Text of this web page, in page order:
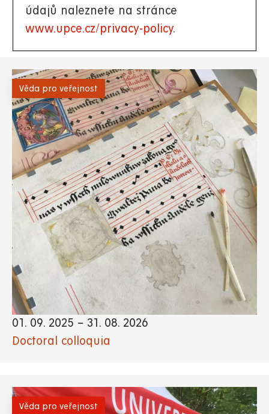
údajů naleznete na stránce
www.upce.cz/privacy-policy.
Věda pro veřejnost
01. 09. 2025 – 31. 08. 2026
Doctoral colloquia
Věda pro veřejnost